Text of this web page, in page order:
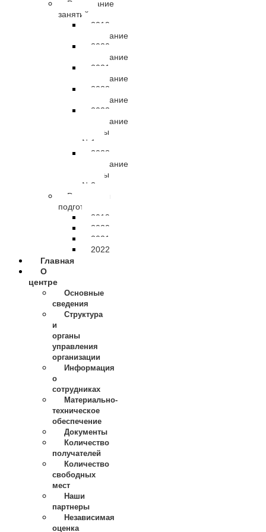
Расписание
занятий
2019
расписание
2020
расписание
2021
расписание
2022
расписание
2023
расписание
группы
№1
2023
расписание
группы
№2
Результаты
подготовки
2019
2020
2021
2022
Главная
О
центре
Основные
сведения
Структура
и
органы
управления
организации
Информация
о
сотрудниках
Материально-
техническое
обеспечение
Документы
Количество
получателей
Количество
свободных
мест
Наши
партнеры
Независимая
оценка